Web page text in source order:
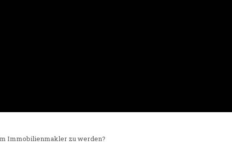
Immobilienmakler zu werden?